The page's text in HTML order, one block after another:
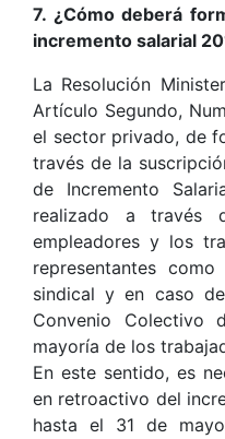
7. ¿Cómo deberá
incremento salarial
La Resolución
Artículo Segundo,
el sector privado, de
través de la
de Incremento
realizado a través
empleadores y los
representantes
sindical y en caso
Convenio
mayoría de los
En este sentido, es
en retroactivo del
hasta el 31 de